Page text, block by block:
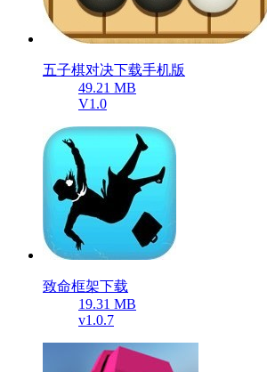
五子棋对决下载手机版
49.21 MB
V1.0
致命框架下载
19.31 MB
v1.0.7